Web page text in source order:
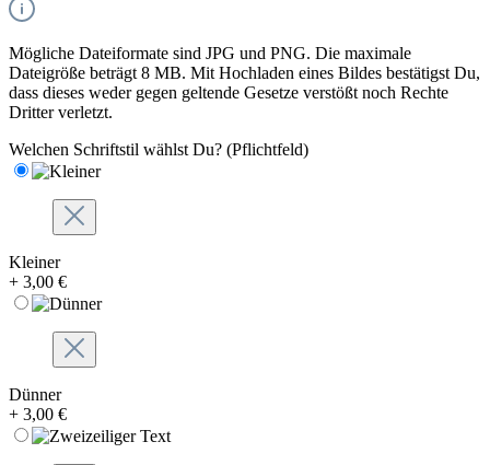
Mögliche Dateiformate sind JPG und PNG. Die maximale
Dateigröße beträgt 8 MB. Mit Hochladen eines Bildes bestätigst Du,
dass dieses weder gegen geltende Gesetze verstößt noch Rechte
Dritter verletzt.
Welchen Schriftstil wählst Du? (Pflichtfeld)
Kleiner
+ 3,00 €
Dünner
+ 3,00 €